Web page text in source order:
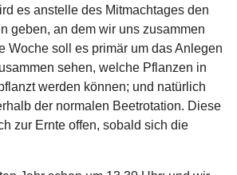
es anstelle des Mitmachtages den
geben, an dem wir uns zusammen
Woche soll es primär um das Anlegen
sehen, welche Pflanzen in
werden können; und natürlich
der normalen Beetrotation. Diese
zur Ernte offen, sobald sich die